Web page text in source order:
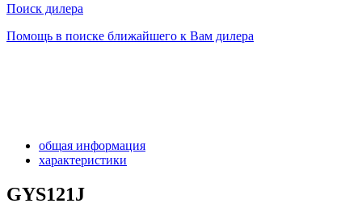
Поиск дилера
Помощь в поиске ближайшего к Вам дилера
общая информация
характеристики
GYS121J